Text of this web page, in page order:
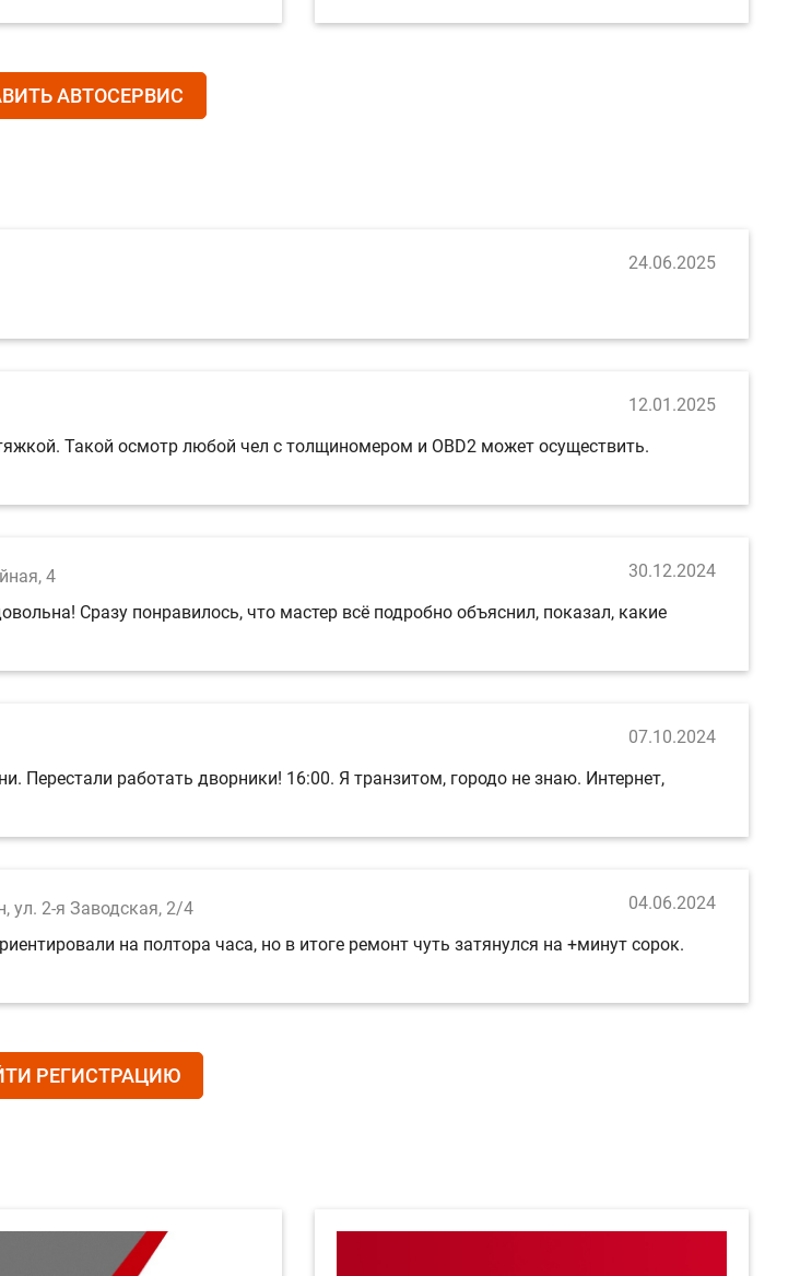
АВТОСЕРВИС
24.06.2025
12.01.2025
Такой осмотр любой чел с толщиномером и OBD2 может осуществить.
4
30.12.2024
Сразу понравилось, что мастер всё подробно объяснил, показал, какие
07.10.2024
работать дворники! 16:00. Я транзитом, городо не знаю. Интернет,
ул. 2-я Заводская, 2/4
04.06.2024
на полтора часа, но в итоге ремонт чуть затянулся на +минут сорок.
РЕГИСТРАЦИЮ